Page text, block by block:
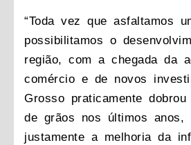
“Toda vez que asfaltamos
possibilitamos o
região, com a chegada da
comércio e de novos
Grosso praticamente
de grãos nos últimos anos,
justamente a melhoria da